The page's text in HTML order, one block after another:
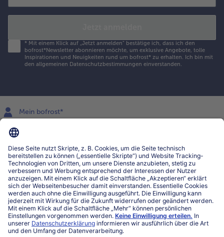
* Mit einem Klick auf „Jetzt anmelden" bestätige ich, dass ich den
bofrost*Newsletter abonnieren möchte, um exklusive Angebote, tolle
Inspirationen und Neuigkeiten rund um bofrost* zu erhalten. Ich bin mit
den allgemeinen Datenschutzbestimmungen einverstanden.
Mein bofrost*
www.bofrost.lu
027863232
Mo-Fr. von 7 bis 20 Uhr
Service
Über bofrost*